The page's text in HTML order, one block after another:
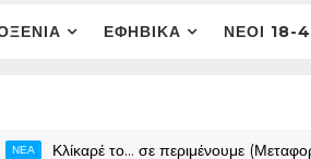
ΕΦΗΒΙΚΑ ΝΕΟΙ 18-
Κλίκαρέ το… σε περιμένουμε (Μεταφορά σε